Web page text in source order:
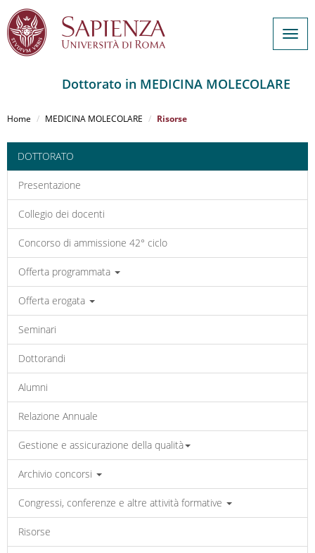
al
principale
Dottorato in MEDICINA MOLECOLARE
Home MEDICINA MOLECOLARE Risorse
DOTTORATO
Presentazione
Collegio dei docenti
Concorso di ammissione 42° ciclo
Offerta programmata
Offerta erogata
Seminari
Dottorandi
Alumni
Relazione Annuale
Gestione e assicurazione della qualità
Archivio concorsi
Congressi, conferenze e altre attività formative
Risorse